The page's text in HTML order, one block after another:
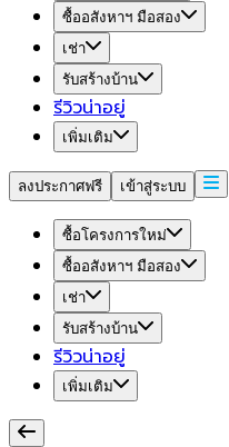
ซื้ออสังหาฯ มือสอง
เช่า
รับสร้างบ้าน
รีวิวน่าอยู่
เพิ่มเติม
ลงประกาศฟรี เข้าสู่ระบบ
ซื้อโครงการใหม่
ซื้ออสังหาฯ มือสอง
เช่า
รับสร้างบ้าน
รีวิวน่าอยู่
เพิ่มเติม